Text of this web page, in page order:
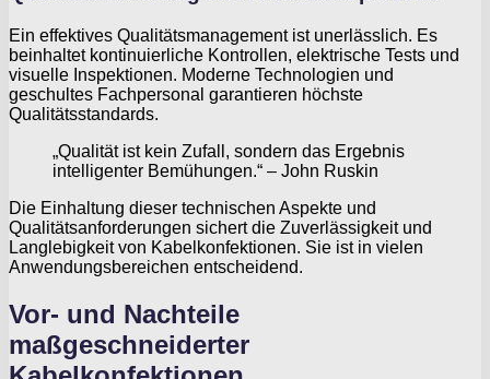
Ein effektives Qualitätsmanagement ist unerlässlich. Es
beinhaltet kontinuierliche Kontrollen, elektrische Tests und
visuelle Inspektionen. Moderne Technologien und
geschultes Fachpersonal garantieren höchste
Qualitätsstandards.
„Qualität ist kein Zufall, sondern das Ergebnis
intelligenter Bemühungen.“ – John Ruskin
Die Einhaltung dieser technischen Aspekte und
Qualitätsanforderungen sichert die Zuverlässigkeit und
Langlebigkeit von Kabelkonfektionen. Sie ist in vielen
Anwendungsbereichen entscheidend.
Vor- und Nachteile
maßgeschneiderter